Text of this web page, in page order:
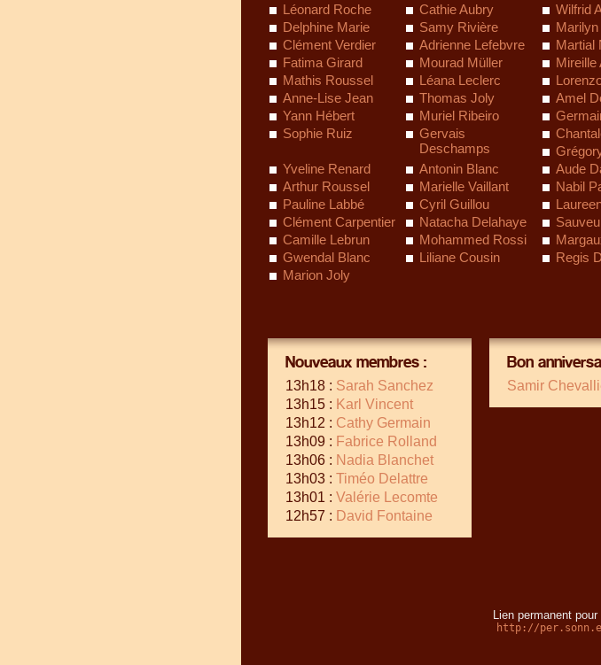
Léonard Roche
Cathie Aubry
Wilfrid
Delphine Marie
Samy Rivière
Clément Verdier
Adrienne Lefebvre
Martial
Fatima Girard
Mourad Müller
Mireille
Mathis Roussel
Léana Leclerc
Anne-Lise Jean
Thomas Joly
Amel
Yann Hébert
Muriel Ribeiro
Sophie Ruiz
Gervais
Deschamps
Yveline Renard
Antonin Blanc
Aude
Arthur Roussel
Marielle Vaillant
Nabil
Pauline Labbé
Cyril Guillou
Clément Carpentier
Natacha Delahaye
Camille Lebrun
Mohammed Rossi
Gwendal Blanc
Liliane Cousin
Regis
Marion Joly
Nouveaux membres :
13h18 : Sarah Sanchez
13h15 : Karl Vincent
13h12 : Cathy Germain
13h09 : Fabrice Rolland
13h06 : Nadia Blanchet
13h03 : Timéo Delattre
13h01 : Valérie Lecomte
12h57 : David Fontaine
Bon
Samir
Lien permanent
http://